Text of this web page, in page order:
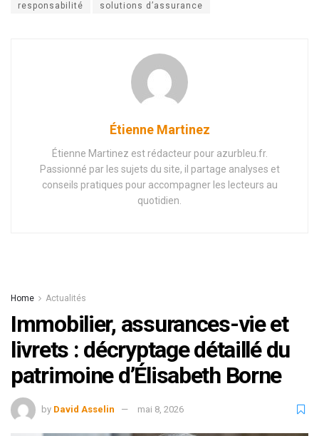
responsabilité solutions d’assurance
Étienne Martinez
Étienne Martinez est rédacteur pour azurbleu.fr.
Passionné par les sujets du site, il partage analyses et
conseils pratiques pour accompagner les lecteurs au
quotidien.
Home Actualités
Immobilier, assurances-vie et
livrets : décryptage détaillé du
patrimoine d’Élisabeth Borne
by David Asselin mai 8, 2026